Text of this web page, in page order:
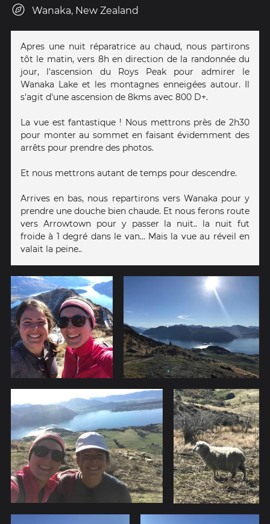
Wanaka, New Zealand
Apres une nuit réparatrice au chaud, nous partirons
tôt le matin, vers 8h en direction de la randonnée du
jour, l'ascension du Roys Peak pour admirer le
Wanaka Lake et les montagnes enneigées autour. Il
s'agit d'une ascension de 8kms avec 800 D+.
La vue est fantastique ! Nous mettrons près de 2h30
pour monter au sommet en faisant évidemment des
arrêts pour prendre des photos.
Et nous mettrons autant de temps pour descendre.
Arrives en bas, nous repartirons vers Wanaka pour y
prendre une douche bien chaude. Et nous ferons route
vers Arrowtown pour y passer la nuit.. la nuit fut
froide à 1 degré dans le van... Mais la vue au réveil en
valait la peine..